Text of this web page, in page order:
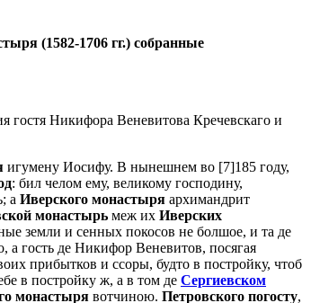
(1582-1706 гг.) собранные
гостя Никифора Веневитова Кречевскаго и
игумену Иосифу. В нынешнем во [7]185 году,
: бил челом ему, великому господину,
а Иверского монастыря архимандрит
монастырь меж их Иверских
земли и сенных покосов не болшое, и та де
а гость де Никифор Веневитов, посягая
прибытков и ссоры, будто в постройку, чтоб
в постройку ж, а в том де Сергиевском
монастыря вотчиною. Петровского погосту,